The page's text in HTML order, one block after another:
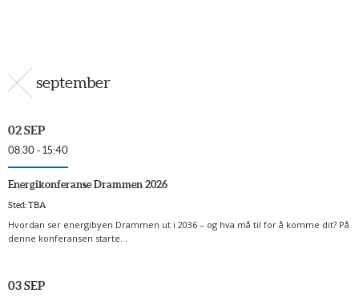
september
02 SEP
08:30 - 15:40
Energikonferanse Drammen 2026
Sted: TBA
Hvordan ser energibyen Drammen ut i 2036 – og hva må til for å komme dit? På
denne konferansen starte...
03 SEP